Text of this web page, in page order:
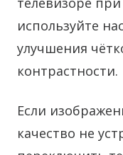
используйте
улучшения
контрастности.
Если
качество не